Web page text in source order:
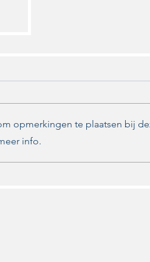
opmerkingen te plaatsen bij
info.